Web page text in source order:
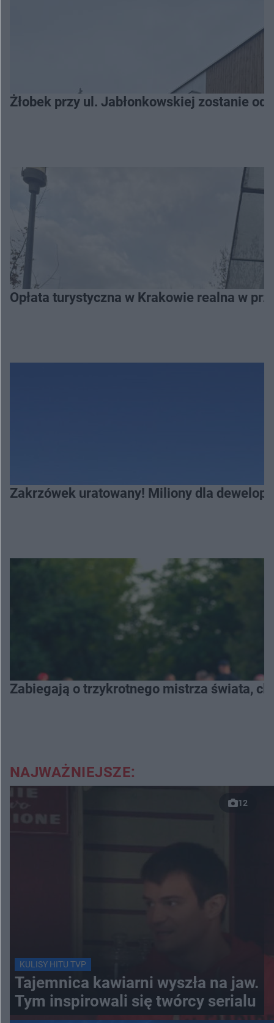
Żłobek przy ul. Jabłonkowskiej zostanie
Opłata turystyczna w Krakowie realna w
Zakrzówek uratowany! Miliony dla
Zabiegają o trzykrotnego mistrza świata,
NAJWAŻNIEJSZE:
12
KULISY HITU TVP
Tajemnica kawiarni wyszła na jaw.
Tym inspirowali się twórcy serialu